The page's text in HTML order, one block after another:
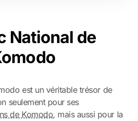
National de
est un véritable trésor de
seulement pour ses
de Komodo, mais aussi pour la